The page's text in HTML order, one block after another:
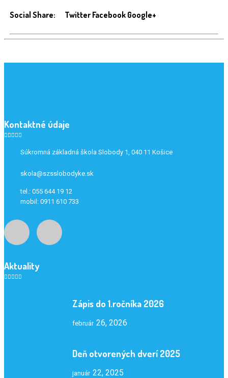
Social Share: Twitter Facebook Google+
Kontaktné údaje
Súkromná základná škola Slobody 1, 040 11 Košice
skola@szsslobodyke.sk
tel.: 055 644 19 12
mobil: 0911 610 733
Aktuality
Zápis do 1.ročníka 2026
február 26, 2026
Deň otvorených dverí 2025
január 22, 2025